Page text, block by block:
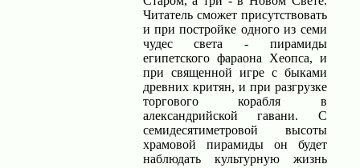
Читатель сможет присутствовать
и при постройке одного из семи
чудес света - пирамиды
египетского фараона Хеопса, и
при священной игре с быками
древних критян, и при разгрузке
торгового корабля в
александрийской гавани. С
семидесятиметровой высоты
храмовой пирамиды он будет
наблюдать культурную жизнь